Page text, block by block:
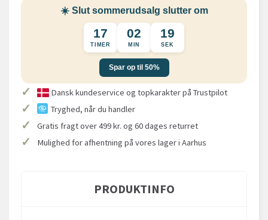
☀️ Slut sommerudsalg slutter om
17
TIMER
02
MIN
19
SEK
Spar op til 50%
✓ Dansk kundeservice og topkarakter på Trustpilot
✓ Tryghed, når du handler
✓ Gratis fragt over 499 kr. og 60 dages returret
✓ Mulighed for afhentning på vores lager i Aarhus
PRODUKTINFO